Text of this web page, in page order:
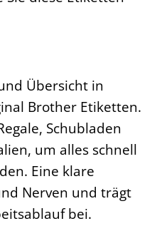
Übersicht in
Brother Etiketten.
Schubladen
um alles schnell
Eine klare
Nerven und trägt
bei.